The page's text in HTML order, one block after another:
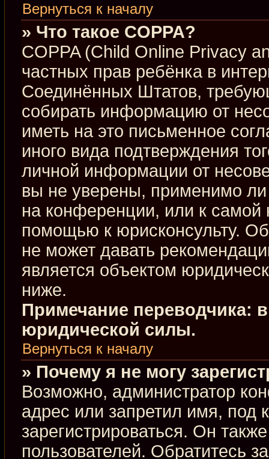
Вернуться к началу
» Что такое COPPA?
COPPA (Child Online Privacy
частных прав ребёнка в
Соединённых Штатов,
собирать информацию от
иметь на это письменное
иного вида подтверждения
личной информации от
вы не уверены, применимо
на конференции, или к самой
помощью к юрисконсульту.
не может давать
является объектом
ниже.
Примечание переводчика:
юридической силы.
Вернуться к началу
» Почему я не могу
Возможно, администратор
адрес или запретил имя, под
зарегистрироваться. Он
пользователей. Обратитесь